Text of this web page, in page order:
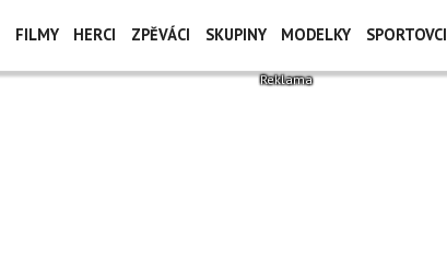
FILMY HERCI ZPĚVÁCI SKUPINY MODELKY SPORTOVCI